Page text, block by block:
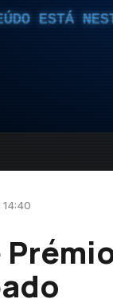
ESTÁ
14:40